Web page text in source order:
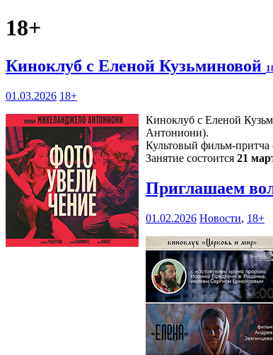
18+
Киноклуб с Еленой Кузьминовой
01.03.2026 18+
Киноклуб с Еленой
Антониони).
Культовый фильм-
Занятие состоится 21
Приглашаем
01.02.2026 Новости, 18+